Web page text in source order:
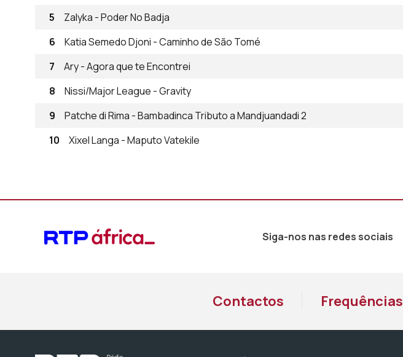
5
Zalyka - Poder No Badja
6
Katia Semedo Djoni - Caminho de São Tomé
7
Ary - Agora que te Encontrei
8
Nissi/Major League - Gravity
9
Patche di Rima - Bambadinca Tributo a Mandjuandadi 2
10
Xixel Langa - Maputo Vatekile
Siga-nos nas redes sociais
Contactos Frequências